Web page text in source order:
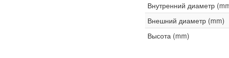
Внутренний диаметр
Внешний диаметр (mm)
Высота (mm)